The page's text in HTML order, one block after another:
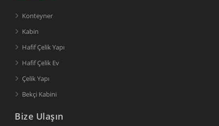
Konteyner
Kabin
Hafif Çelik Yapı
Hafif Çelik Ev
Çelik Yapı
Bekçi Kabini
Bize Ulaşın